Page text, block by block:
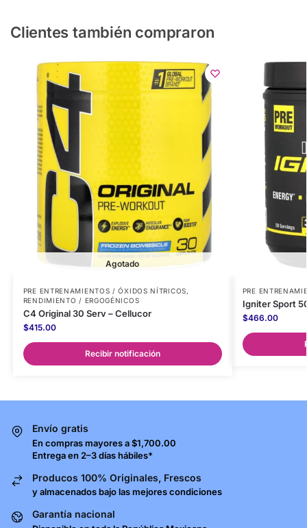
Clientes también compraron
Agotado
PRE ENTRENAMIENTOS / ÓXIDOS NÍTRICOS,
RENDIMIENTO / ERGOGÉNICOS
C4 Original 30 Serv – Cellucor
$415.00
Recibir notificación
PRE
Igniter Sport
$466.00
Envío gratis
En compras mayores a $1,700.00
Entrega en 2–3 días hábiles*
Producos 100% Originales, Frescos
y almacenados bajo las mejores condiciones
Garantía nacional